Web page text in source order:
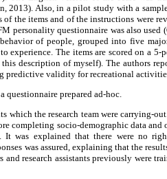
2013). Also, in a pilot study with a
the items and of the instructions were
personality questionnaire was also used
of people, grouped into five
experience. The items are scored on a
description of myself). The authors
predictive validity for recreational
questionnaire prepared ad-hoc.
the research team were carrying-
completing socio-demographic data and
was explained that there were no
was assured, explaining that the
research assistants previously were